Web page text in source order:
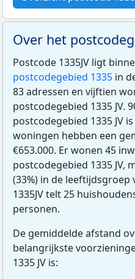
Over het
Postcode 1335JV ligt
postcodegebied 1335 in
83 adressen en vijftien
postcodegebied 1335 JV.
postcodegebied 1335 JV
woningen hebben een
€653.000. Er wonen 45
postcodegebied 1335 JV,
(33%) in de leeftijdsgroep
1335JV telt 25
personen.
De gemiddelde afstand
belangrijkste
1335 JV is: